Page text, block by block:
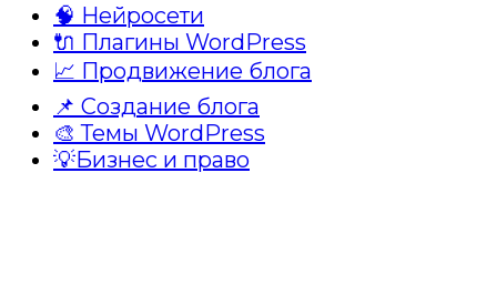
🧠 Нейросети
🔌 Плагины WordPress
📈 Продвижение блога
📌 Создание блога
🎨 Темы WordPress
💡Бизнес и право